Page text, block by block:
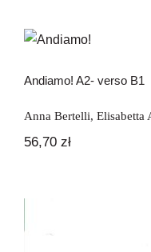
Andiamo! A2- verso B1
Anna Bertelli, Elisabetta
56,70 zł